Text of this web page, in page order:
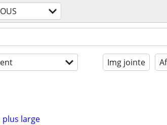
Img jointe
plus large